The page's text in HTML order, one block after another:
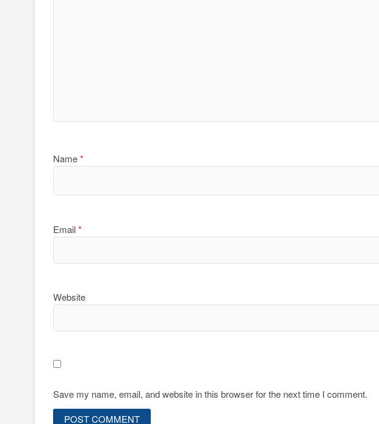
Name*
Email*
Website
Save my name, email, and website in this browser for the next time I comment.